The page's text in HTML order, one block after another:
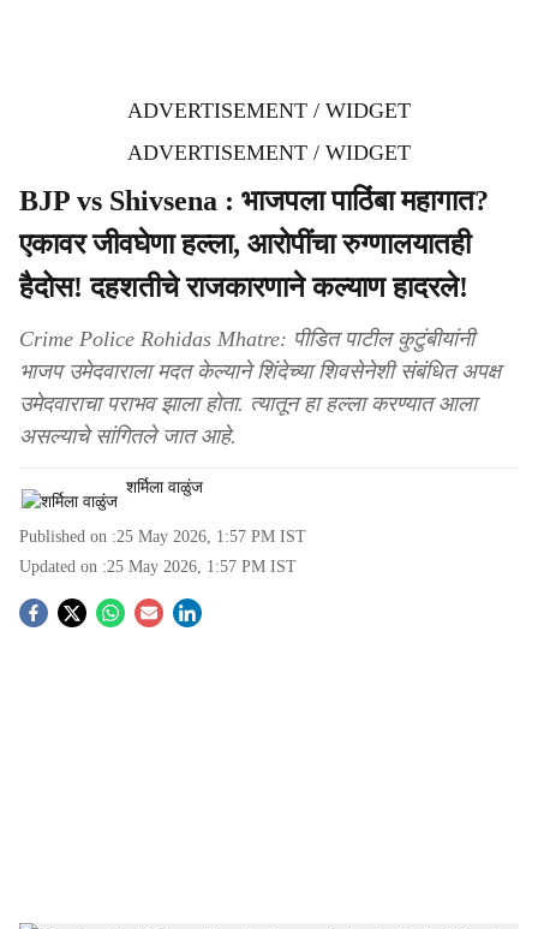
ADVERTISEMENT / WIDGET
ADVERTISEMENT / WIDGET
BJP vs Shivsena : भाजपला पाठिंबा महागात?
एकावर जीवघेणा हल्ला, आरोपींचा रुग्णालयातही
हैदोस! दहशतीचे राजकारणाने कल्याण हादरले!
Crime Police Rohidas Mhatre: पीडित पाटील कुटुंबीयांनी
भाजप उमेदवाराला मदत केल्याने शिंदेच्या शिवसेनेशी संबंधित अपक्ष
उमेदवाराचा पराभव झाला होता. त्यातून हा हल्ला करण्यात आला
असल्याचे सांगितले जात आहे.
शर्मिला वाळुंज
Published on :25 May 2026, 1:57 PM IST
Updated on :25 May 2026, 1:57 PM IST
S